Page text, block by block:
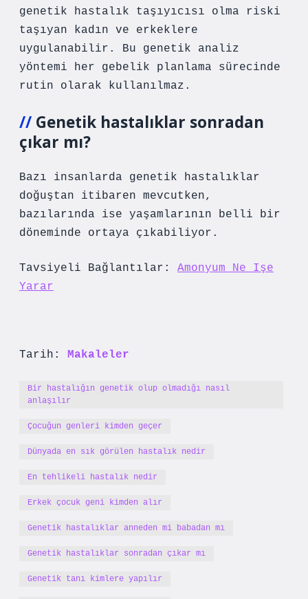
genetik hastalık taşıyıcısı olma riski
taşıyan kadın ve erkeklere
uygulanabilir. Bu genetik analiz
yöntemi her gebelik planlama sürecinde
rutin olarak kullanılmaz.
Genetik hastalıklar sonradan
çıkar mı?
Bazı insanlarda genetik hastalıklar
doğuştan itibaren mevcutken,
bazılarında ise yaşamlarının belli bir
döneminde ortaya çıkabiliyor.
Tavsiyeli Bağlantılar: Amonyum Ne Işe
Yarar
Tarih: Makaleler
Bir hastalığın genetik olup olmadığı nasıl
anlaşılır
Çocuğun genleri kimden geçer
Dünyada en sık görülen hastalık nedir
En tehlikeli hastalık nedir
Erkek çocuk geni kimden alır
Genetik hastalıklar anneden mi babadan mı
Genetik hastalıklar sonradan çıkar mı
Genetik tanı kimlere yapılır